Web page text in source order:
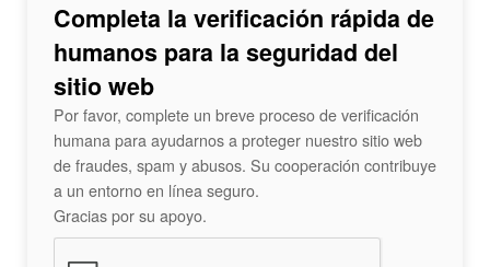
Completa la verificación rápida de
humanos para la seguridad del
sitio web
Por favor, complete un breve proceso de verificación
humana para ayudarnos a proteger nuestro sitio web
de fraudes, spam y abusos. Su cooperación contribuye
a un entorno en línea seguro.
Gracias por su apoyo.